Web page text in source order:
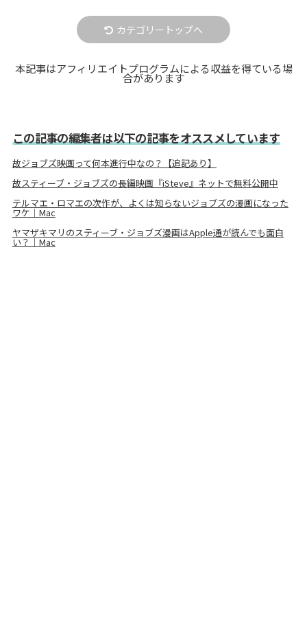
カテゴリートップへ
本記事はアフィリエイトプログラムによる収益を得ている場
合があります
この記事の編集者は以下の記事をオススメしています
故ジョブズ映画って何本進行中なの？【追記あり】
故スティーブ・ジョブズの長編映画『iSteve』ネットで無料公開中
テルマエ・ロマエの次作が、よくは知らないジョブズの漫画になった
ワケ｜Mac
ヤマザキマリのスティーブ・ジョブズ漫画はApple通が読んでも面白
い？｜Mac